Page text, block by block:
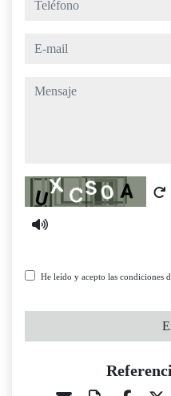
e-mail
mensaje
Captcha
He leído y acepto las condiciones